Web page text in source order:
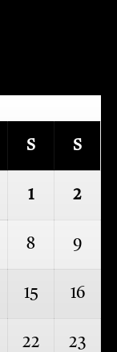
S S
1 2
8 9
15 16
22 23